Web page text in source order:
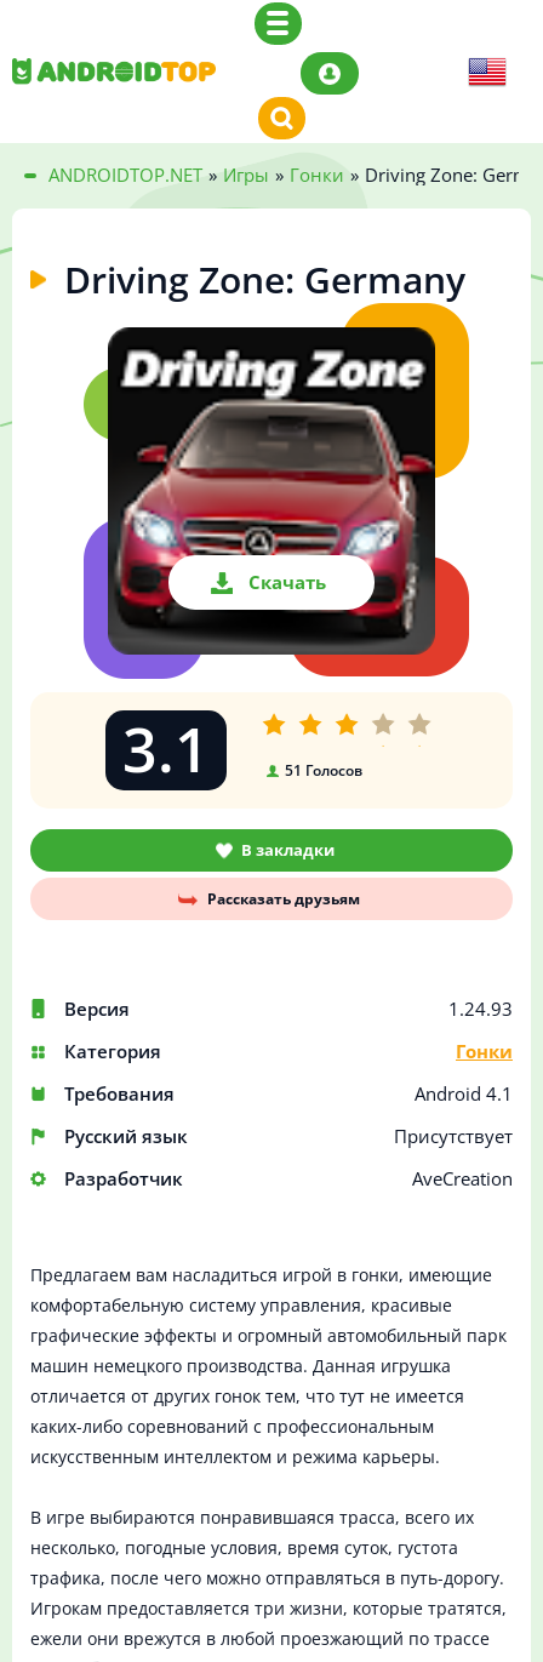
ANDROIDTOP.NET » Игры » Гонки » Driving Zone:
Driving Zone: Germany
Скачать
Версия
1.24.93
Категория
Гонки
Требования
Android 4.1
Русский язык
Присутствует
Разработчик
AveCreation
3.1 51 Голосов
В закладки
Рассказать друзьям
Предлагаем вам насладиться игрой в гонки, имеющие
комфортабельную систему управления, красивые
графические эффекты и огромный автомобильный парк
машин немецкого производства. Данная игрушка
отличается от других гонок тем, что тут не имеется
каких-либо соревнований с профессиональным
искусственным интеллектом и режима карьеры.
В игре выбираются понравившаяся трасса, всего их
несколько, погодные условия, время суток, густота
трафика, после чего можно отправляться в путь-дорогу.
Игрокам предоставляется три жизни, которые тратятся,
ежели они врежутся в любой проезжающий по трассе